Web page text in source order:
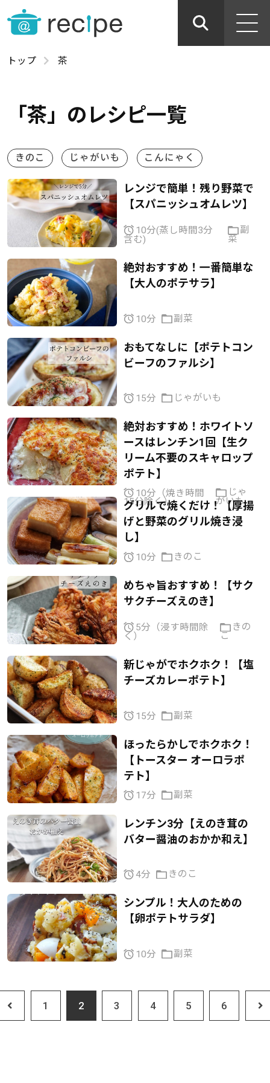
トップ 茶
「茶」のレシピ一覧
きのこ じゃがいも こんにゃく
レンジで簡単！残り野菜で
【スパニッシュオムレツ】
10分(蒸し時間3分
含む)
副
菜
絶対おすすめ！一番簡単な
【大人のポテサラ】
10分 副菜
おもてなしに【ポテトコン
ビーフのファルシ】
15分 じゃがいも
絶対おすすめ！ホワイトソ
ースはレンチン1回【生ク
リーム不要のスキャロップ
ポテト】
10分（焼き時間
15分除く）
じゃ
がいも
グリルで焼くだけ！【厚揚
げと野菜のグリル焼き浸
し】
10分 きのこ
めちゃ旨おすすめ！【サク
サクチーズえのき】
5分（浸す時間除
く）
きの
こ
新じゃがでホクホク！【塩
チーズカレーポテト】
15分 副菜
ほったらかしでホクホク！
【トースター オーロラポ
テト】
17分 副菜
レンチン3分【えのき茸の
バター醤油のおかか和え】
4分 きのこ
シンプル！大人のための
【卵ポテトサラダ】
10分 副菜
1 2 3 4 5 6